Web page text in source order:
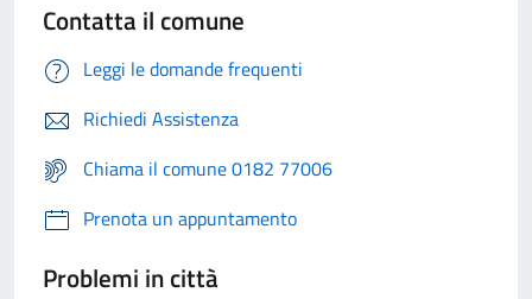
Contatta il comune
Leggi le domande frequenti
Richiedi Assistenza
Chiama il comune 0182 77006
Prenota un appuntamento
Problemi in città